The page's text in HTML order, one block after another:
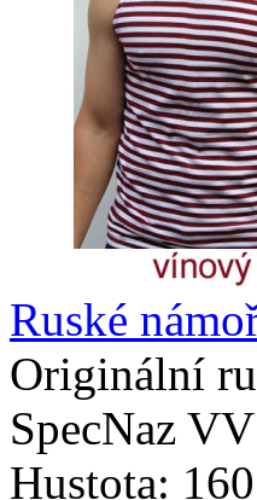
Ruské
Originální
SpecNaz
Hustota: